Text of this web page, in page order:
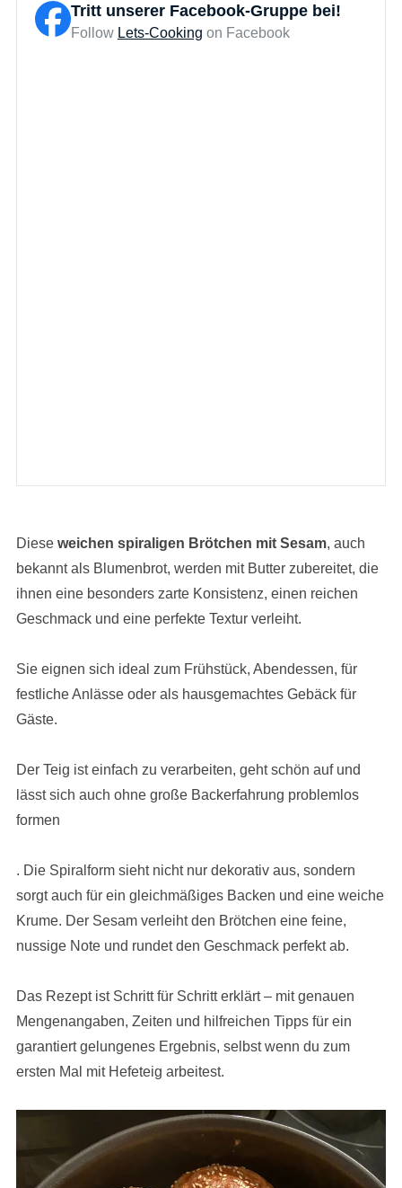
Tritt unserer Facebook-Gruppe bei!
Follow Lets-Cooking on Facebook
Diese weichen spiraligen Brötchen mit Sesam, auch
bekannt als Blumenbrot, werden mit Butter zubereitet, die
ihnen eine besonders zarte Konsistenz, einen reichen
Geschmack und eine perfekte Textur verleiht.
Sie eignen sich ideal zum Frühstück, Abendessen, für
festliche Anlässe oder als hausgemachtes Gebäck für
Gäste.
Der Teig ist einfach zu verarbeiten, geht schön auf und
lässt sich auch ohne große Backerfahrung problemlos
formen
. Die Spiralform sieht nicht nur dekorativ aus, sondern
sorgt auch für ein gleichmäßiges Backen und eine weiche
Krume. Der Sesam verleiht den Brötchen eine feine,
nussige Note und rundet den Geschmack perfekt ab.
Das Rezept ist Schritt für Schritt erklärt – mit genauen
Mengenangaben, Zeiten und hilfreichen Tipps für ein
garantiert gelungenes Ergebnis, selbst wenn du zum
ersten Mal mit Hefeteig arbeitest.